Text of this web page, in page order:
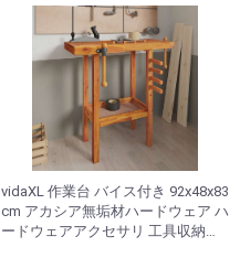
vidaXL 作業台 バイス付き 92x48x83
cm アカシア無垢材ハードウェア ハ
ードウェアアクセサリ 工具収納・